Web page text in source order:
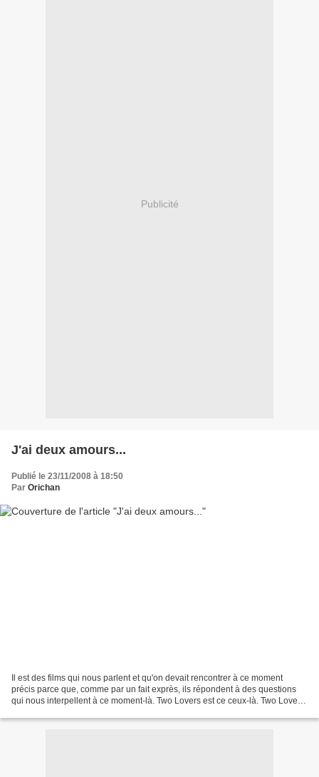
Publicité
J'ai deux amours...
Publié le 23/11/2008 à 18:50
Par Orichan
Il est des films qui nous parlent et qu'on devait rencontrer à ce moment
précis parce que, comme par un fait exprès, ils répondent à des questions
qui nous interpellent à ce moment-là. Two Lovers est ce ceux-là. Two Lovers